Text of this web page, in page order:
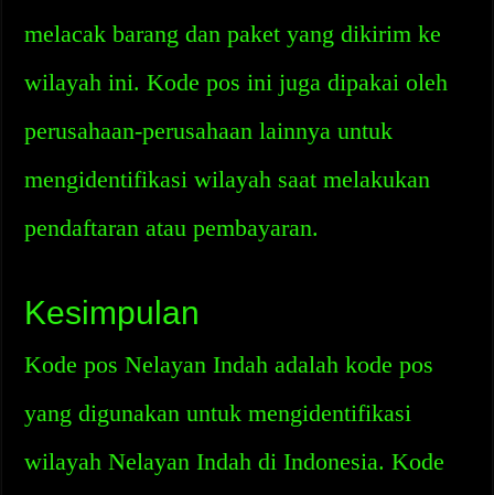
melacak barang dan paket yang dikirim ke
wilayah ini. Kode pos ini juga dipakai oleh
perusahaan-perusahaan lainnya untuk
mengidentifikasi wilayah saat melakukan
pendaftaran atau pembayaran.
Kesimpulan
Kode pos Nelayan Indah adalah kode pos
yang digunakan untuk mengidentifikasi
wilayah Nelayan Indah di Indonesia. Kode